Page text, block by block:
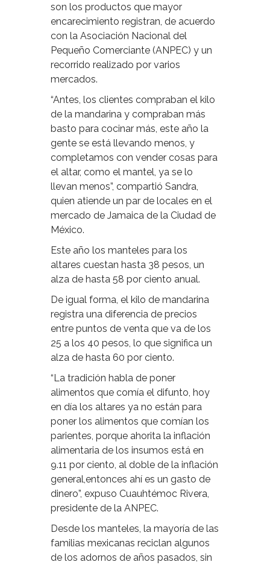
son los productos que mayor
encarecimiento registran, de acuerdo
con la Asociación Nacional del
Pequeño Comerciante (ANPEC) y un
recorrido realizado por varios
mercados.
“Antes, los clientes compraban el kilo
de la mandarina y compraban más
basto para cocinar más, este año la
gente se está llevando menos, y
completamos con vender cosas para
el altar, como el mantel, ya se lo
llevan menos”, compartió Sandra,
quien atiende un par de locales en el
mercado de Jamaica de la Ciudad de
México.
Este año los manteles para los
altares cuestan hasta 38 pesos, un
alza de hasta 58 por ciento anual.
De igual forma, el kilo de mandarina
registra una diferencia de precios
entre puntos de venta que va de los
25 a los 40 pesos, lo que significa un
alza de hasta 60 por ciento.
“La tradición habla de poner
alimentos que comía el difunto, hoy
en día los altares ya no están para
poner los alimentos que comían los
parientes, porque ahorita la inflación
alimentaria de los insumos está en
9.11 por ciento, al doble de la inflación
general,entonces ahí es un gasto de
dinero”, expuso Cuauhtémoc Rivera,
presidente de la ANPEC.
Desde los manteles, la mayoría de las
familias mexicanas reciclan algunos
de los adornos de años pasados, sin